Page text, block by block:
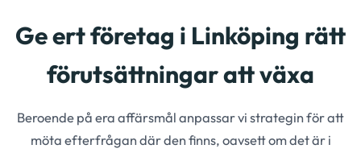
Ge ert företag i Linköping rätt
förutsättningar att växa
Beroende på era affärsmål anpassar vi strategin för att
möta efterfrågan där den finns, oavsett om det är i